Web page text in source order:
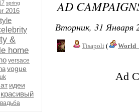
spring
2016
&
home
versace
vogue
идеи
красивый
AD
Вторник, 31 Января
Tisapoli (
Ad